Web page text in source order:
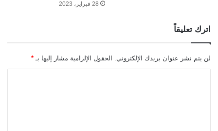
28 فبراير، 2023
اترك تعليقاً
لن يتم نشر عنوان بريدك الإلكتروني. الحقول الإلزامية مشار إليها بـ *